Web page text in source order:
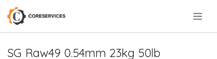
SG Raw49 0.54mm 23kg 50lb